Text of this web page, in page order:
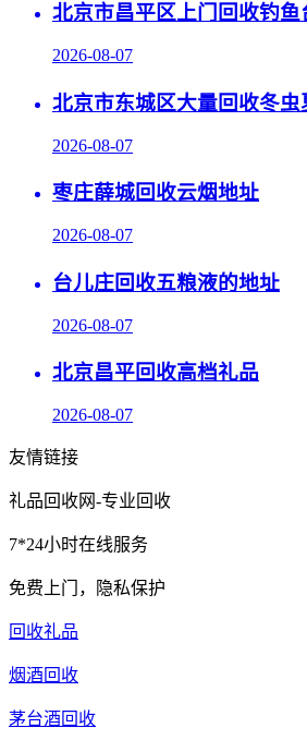
北京市昌平区上门回收钓
2026-08-07
北京市东城区大量回收冬虫
2026-08-07
枣庄薛城回收云烟地址
2026-08-07
台儿庄回收五粮液的地址
2026-08-07
北京昌平回收高档礼品
2026-08-07
友情链接
礼品回收网-专业回收
7*24小时在线服务
免费上门，隐私保护
回收礼品
烟酒回收
茅台酒回收